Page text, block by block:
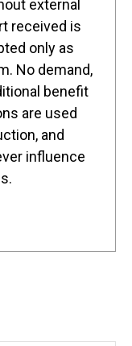
external
received is
only as
No demand,
benefit
are used
and
influence